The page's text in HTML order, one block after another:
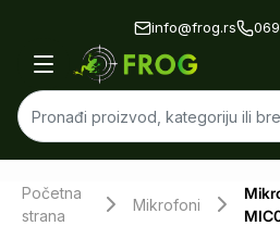
info@frog.rs
Početna
strana
Mikrofoni